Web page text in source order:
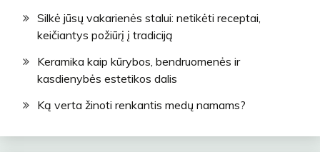
Silkė jūsų vakarienės stalui: netikėti receptai,
keičiantys požiūrį į tradiciją
Keramika kaip kūrybos, bendruomenės ir
kasdienybės estetikos dalis
Ką verta žinoti renkantis medų namams?